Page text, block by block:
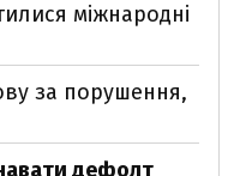
міжнародні
за порушення,
дефолт